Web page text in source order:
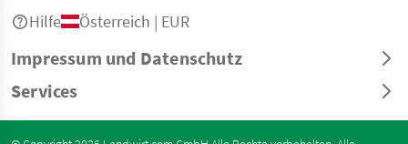
Impressum und Datenschutz
Services
Hilfe Österreich | EUR